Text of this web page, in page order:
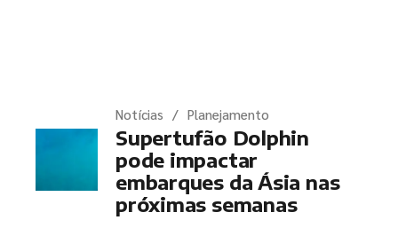
Notícias Planejamento
Supertufão Dolphin
pode impactar
embarques da Ásia nas
próximas semanas